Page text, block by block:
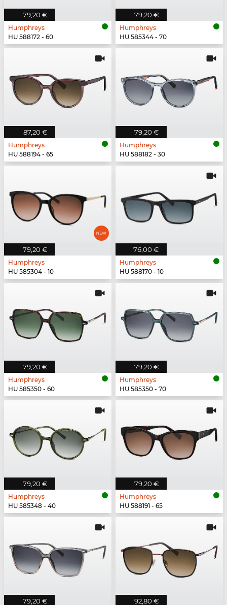
79,20 €
Humphreys
HU 588172 - 60
79,20 €
Humphreys
HU 585344 - 70
87,20 €
Humphreys
HU 588194 - 65
79,20 €
Humphreys
HU 588182 - 30
79,20 €
Humphreys
HU 585304 - 10
76,00 €
Humphreys
HU 588170 - 10
79,20 €
Humphreys
HU 585350 - 60
79,20 €
Humphreys
HU 585350 - 70
79,20 €
Humphreys
HU 585348 - 40
79,20 €
Humphreys
HU 588191 - 65
79,20 € 92,80 €